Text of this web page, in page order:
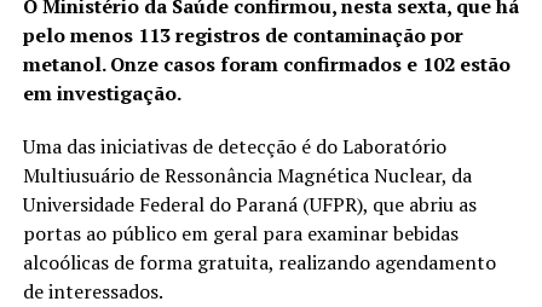
O Ministério da Saúde confirmou, nesta sexta, que há
pelo menos 113 registros de contaminação por
metanol. Onze casos foram confirmados e 102 estão
em investigação.
Uma das iniciativas de detecção é do Laboratório
Multiusuário de Ressonância Magnética Nuclear, da
Universidade Federal do Paraná (UFPR), que abriu as
portas ao público em geral para examinar bebidas
alcoólicas de forma gratuita, realizando agendamento
de interessados.